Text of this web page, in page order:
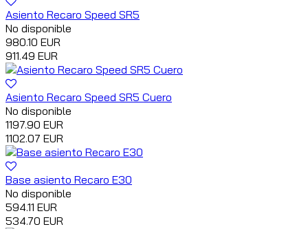
Asiento Recaro Speed SR5
No disponible
980.10 EUR
911.49 EUR
Asiento Recaro Speed SR5 Cuero
No disponible
1197.90 EUR
1102.07 EUR
Base asiento Recaro E30
No disponible
594.11 EUR
534.70 EUR